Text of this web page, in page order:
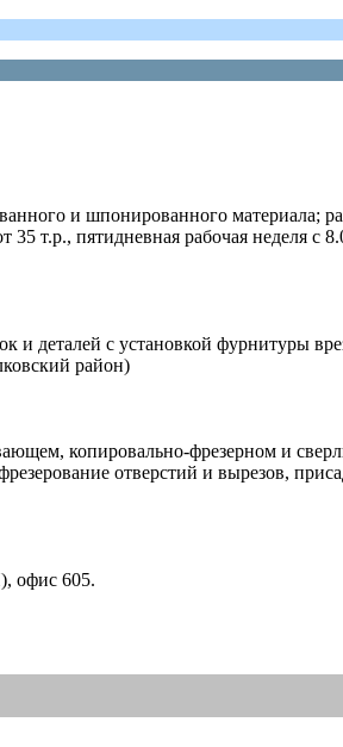
и шпонированного материала;
т.р., пятидневная рабочая неделя с
и деталей с установкой фурнитуры
район)
копировально-фрезерном и
отверстий и вырезов,
офис 605.